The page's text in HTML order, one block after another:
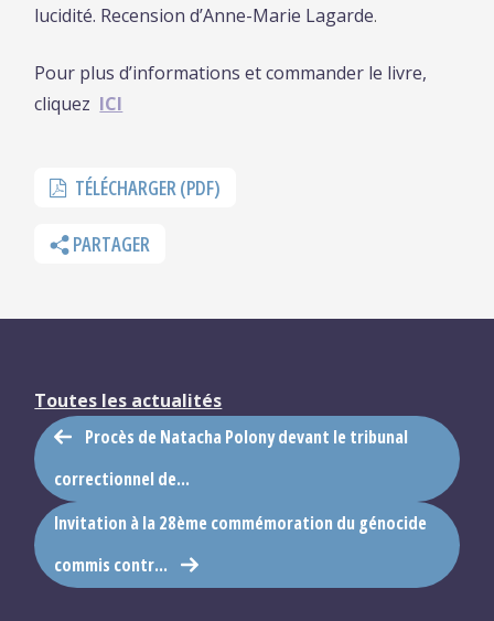
lucidité. Recension d’Anne-Marie Lagarde.
Pour plus d’informations et commander le livre,
cliquez ICI
TÉLÉCHARGER (PDF)
PARTAGER
Toutes les actualités
Procès de Natacha Polony devant le tribunal
correctionnel de...
Invitation à la 28ème commémoration du génocide
commis contr...